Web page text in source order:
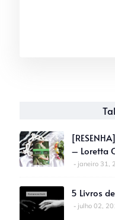
– Loretta
janeiro 31,
5 Livros
julho 02,